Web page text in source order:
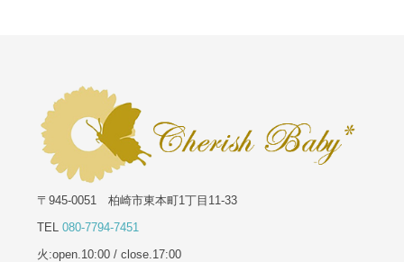
〒945-0051 柏崎市東本町1丁目11-33
TEL 080-7794-7451
火:open.10:00 / close.17:00